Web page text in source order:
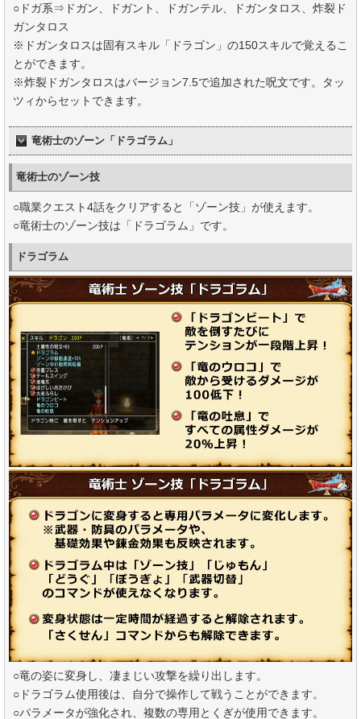
○ドガ系⇒ドガン、ドガント、ドガンテル、ドガンタロス、炸裂ド
ガンタロス
※ドガンタロスは固有スキル「ドラゴン」の150スキルで覚えるこ
とができます。
※炸裂ドガンタロスはバージョン7.5で追加された呪文です。タッ
ツィからセットできます。
竜術士のゾーン「ドラゴラム」
竜術士のゾーン技
○職業クエスト4話をクリアすると「ゾーン技」が使えます。
○竜術士のゾーン技は「ドラゴラム」です。
ドラゴラム
○竜の姿に変身し、凄まじい攻撃を繰り出します。
○ドラゴラム使用後は、自分で操作して戦うことができます。
○パラメータが強化され、複数の専用とくぎが使用できます。